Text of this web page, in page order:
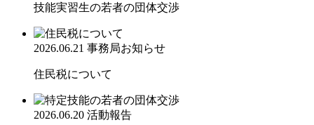
技能実習生の若者の団体交渉
2026.06.21 事務局お知らせ
住民税について
2026.06.20 活動報告